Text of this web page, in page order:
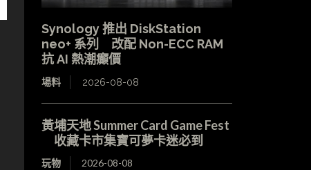
Synology 推出 DiskStation
neo+ 系列 改配 Non-ECC RAM
抗 AI 熱潮癲價
場料 2026-08-08
黃埔天地 Summer Card Game Fest
收藏卡市集寶可夢卡迷必到
玩物 2026-08-08